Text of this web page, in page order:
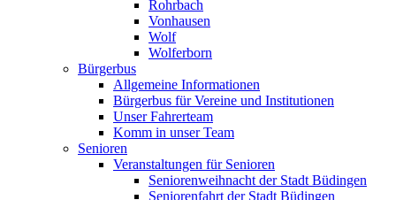
Rohrbach
Vonhausen
Wolf
Wolferborn
Bürgerbus
Allgemeine Informationen
Bürgerbus für Vereine und Institutionen
Unser Fahrerteam
Komm in unser Team
Senioren
Veranstaltungen für Senioren
Seniorenweihnacht der Stadt Büdingen
Seniorenfahrt der Stadt Büdingen